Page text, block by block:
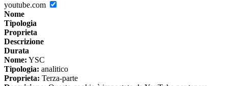
youtube.com
Nome
Tipologia
Proprieta
Descrizione
Durata
Nome: YSC
Tipologia: analitico
Proprieta: Terza-parte